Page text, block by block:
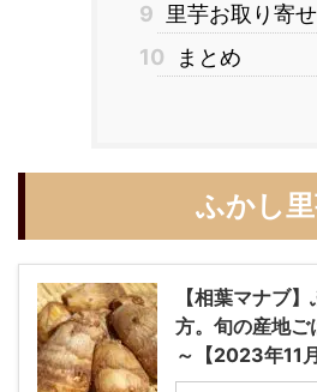
9
里芋お取り寄せ
10
まとめ
ふかし
【相葉マナブ
方。旬の産地ご
～【2023年11